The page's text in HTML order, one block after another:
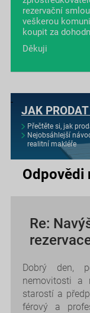
rezervační
veškerou
koupit za
Děkuji
JAK
Přečtěte si, jak
Nejobsáhlejší
realitní makléře
Odpovědi
Re:
Dobrý den,
nemovitosti a
starostí a
férový a